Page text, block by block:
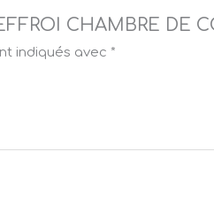
CHAMBRE DE
indiqués avec *